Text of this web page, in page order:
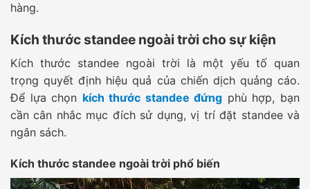
hàng.
Kích thước standee ngoài trời cho sự kiện
Kích thước standee ngoài trời là một yếu tố quan
trọng quyết định hiệu quả của chiến dịch quảng cáo.
Để lựa chọn kích thước standee đứng phù hợp, bạn
cần cân nhắc mục đích sử dụng, vị trí đặt standee và
ngân sách.
Kích thước standee ngoài trời phổ biến